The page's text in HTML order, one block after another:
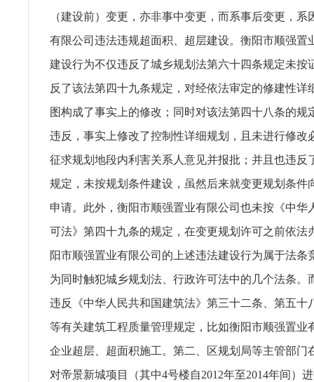
（建设前）变更，亦非事中变更，而系事后变更，系
有限公司违法违规超面积、超层建设。衡阳市顺强置
建设行为不仅违反了城乡规划法第六十四条规定未按
反了该法第四十九条规定，对经依法审定的修建性详
图构成了事实上的修改；同时对该法第四十八条的规
违反，事实上修改了控制性详细规划，且未进行修改
征求规划地段内利害关系人意见并报批；并且也违反
规定，未按规划条件建设，虽然后来就变更规划条件
申请。此外，衡阳市顺强置业有限公司也未按《中华
可法》第四十九条的规定，在变更规划许可之前依法
阳市顺强置业有限公司的上述违法建设行为属于法条
为同时触犯城乡规划法、行政许可法中的几个法条。
违反《中华人民共和国建筑法》第三十二条、第五十
等有关建筑工程质量管理规定，比如衡阳市顺强置业
企业超层、超面积施工。第二、区规划局等主管部门
对帝景新城项目（其中4号楼自2012年至2014年间）